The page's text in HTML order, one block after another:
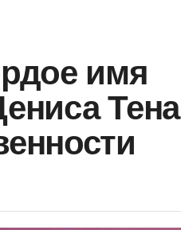
имя
Тена